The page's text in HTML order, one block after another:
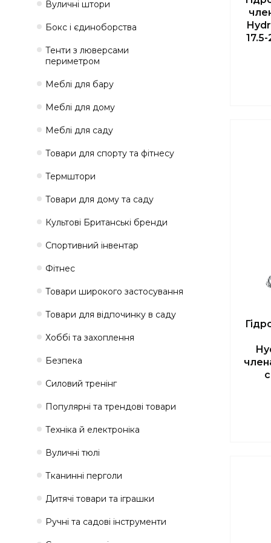
Вуличні штори
Бокс і єдиноборства
Тенти з люверсами
периметром
Меблі для бару
Меблі для дому
Меблі для саду
Товари для спорту та фітнесу
Термштори
Товари для дому та саду
Культові Британські бренди
Спортивний інвентар
Фітнес
Товари широкого застосування
Товари для відпочинку в саду
Хоббі та захоплення
Безпека
Силовий тренінг
Популярні та трендові товари
Техніка й електроніка
Вуличні тюлі
Тканинні перголи
Дитячі товари та іграшки
Ручні та садові інструменти